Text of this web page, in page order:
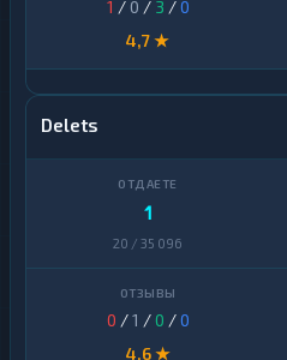
1 / 0 / 3 /0
4,7 ★
Delets
1
20 / 35 096
0 /1 /0 /0
4,6 ★